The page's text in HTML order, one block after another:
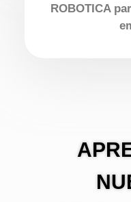
ROBOTICA